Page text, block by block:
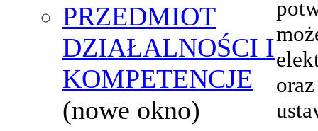
PRZEDMIOT
DZIAŁALNOŚCI I
KOMPETENCJE
(nowe okno)